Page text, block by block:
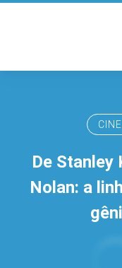
De Stanley
Nolan: a